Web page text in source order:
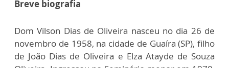
Breve biografia
Dom Vilson Dias de Oliveira nasceu no dia 26 de
novembro de 1958, na cidade de Guaíra (SP), filho
de João Dias de Oliveira e Elza Atayde de Souza